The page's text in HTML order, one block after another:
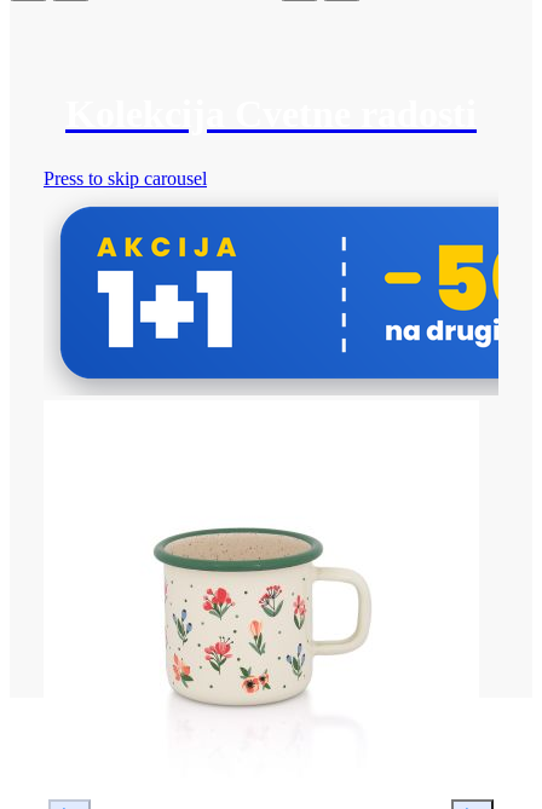
Press to skip carousel